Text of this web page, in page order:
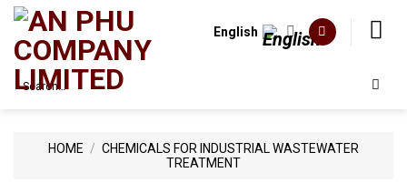
Skip
content
English
Search
HOME / CHEMICALS FOR INDUSTRIAL WASTEWATER
TREATMENT